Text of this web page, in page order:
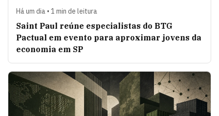
Há um dia • 1 min de leitura
Saint Paul reúne especialistas do BTG
Pactual em evento para aproximar jovens da
economia em SP